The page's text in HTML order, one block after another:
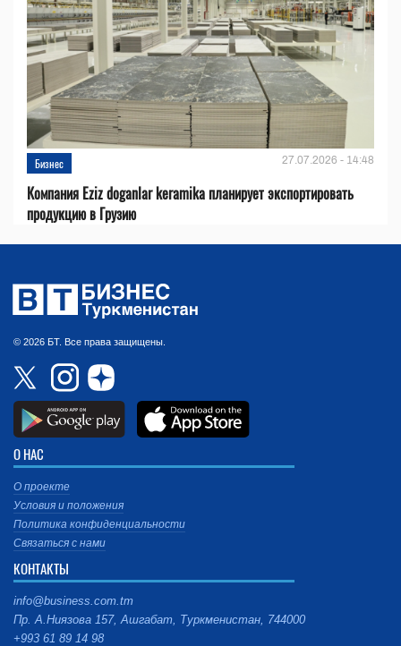
Бизнес 27.07.2026 - 14:48
Компания Eziz doganlar keramika планирует экспортировать
продукцию в Грузию
© 2026 БТ. Все права защищены.
О НАС
О проекте
Условия и положения
Политика конфиденциальности
Связаться с нами
КОНТАКТЫ
info@business.com.tm
Пр. А.Ниязова 157, Ашгабат, Туркменистан, 744000
+993 61 89 14 98